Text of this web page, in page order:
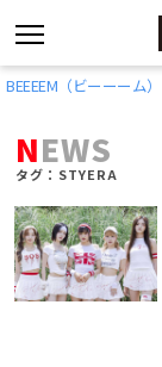
コ
へ
ス
キ
ッ
BEEEEM（ビーーーム）
NEWS
タグ：STYERA